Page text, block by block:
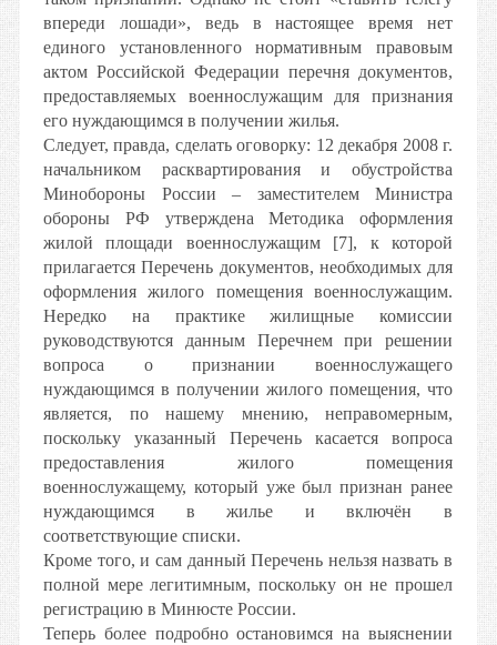
впереди лошади», ведь в настоящее время нет
единого установленного нормативным правовым
актом Российской Федерации перечня документов,
предоставляемых военнослужащим для признания
его нуждающимся в получении жилья.
Следует, правда, сделать оговорку: 12 декабря 2008 г.
начальником расквартирования и обустройства
Минобороны России – заместителем Министра
обороны РФ утверждена Методика оформления
жилой площади военнослужащим [7], к которой
прилагается Перечень документов, необходимых для
оформления жилого помещения военнослужащим.
Нередко на практике жилищные комиссии
руководствуются данным Перечнем при решении
вопроса о признании военнослужащего
нуждающимся в получении жилого помещения, что
является, по нашему мнению, неправомерным,
поскольку указанный Перечень касается вопроса
предоставления жилого помещения
военнослужащему, который уже был признан ранее
нуждающимся в жилье и включён в
соответствующие списки.
Кроме того, и сам данный Перечень нельзя назвать в
полной мере легитимным, поскольку он не прошел
регистрацию в Минюсте России.
Теперь более подробно остановимся на выяснении